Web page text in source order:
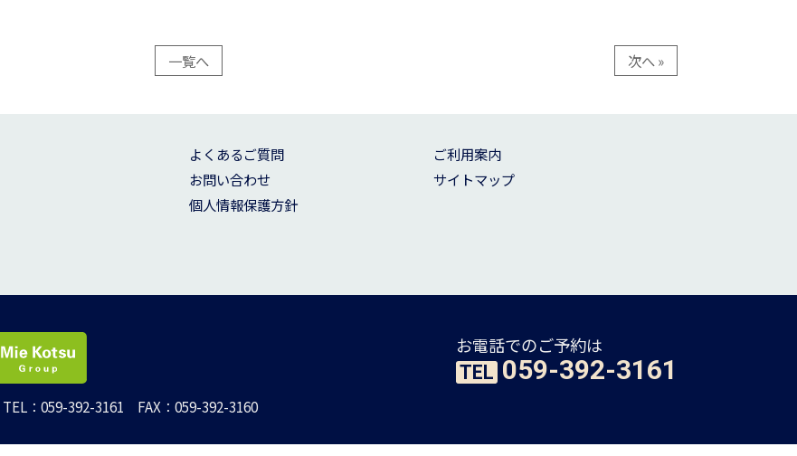
一覧へ 次へ »
よくあるご質問
お問い合わせ
個人情報保護方針
ご利用案内
サイトマップ
TEL：059-392-3161 FAX：059-392-3160
お電話でのご予約は
TEL 059-392-3161